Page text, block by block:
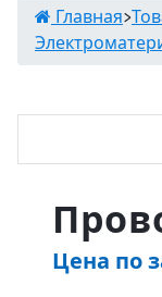
Главная>
Цена по